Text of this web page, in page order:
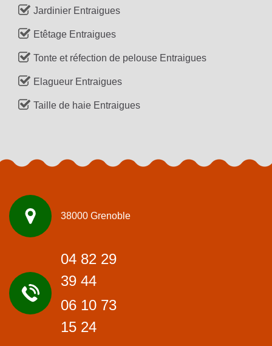
Jardinier Entraigues
Etêtage Entraigues
Tonte et réfection de pelouse Entraigues
Elagueur Entraigues
Taille de haie Entraigues
38000 Grenoble
04 82 29
39 44
06 10 73
15 24